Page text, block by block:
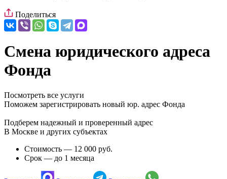
Поделиться
Смена юридического адреса
Фонда
Посмотреть все услуги
Поможем зарегистрировать новый юр. адрес Фонда
Подберем надежный и проверенный адрес
В Москве и других субъектах
Стоимость — 12 000 руб.
Срок — до 1 месяца